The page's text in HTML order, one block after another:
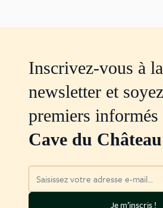
Inscrivez-vous à la
newsletter et
premiers informés
Cave du Château
Je m’inscris !